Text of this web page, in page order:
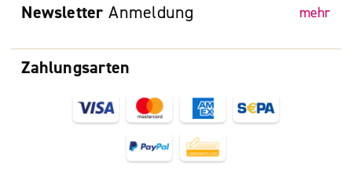
Zahlungsarten
Newsletter Anmeldung mehr